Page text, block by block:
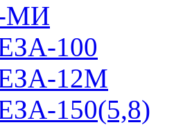
МИ
100
12М
150(5,8)